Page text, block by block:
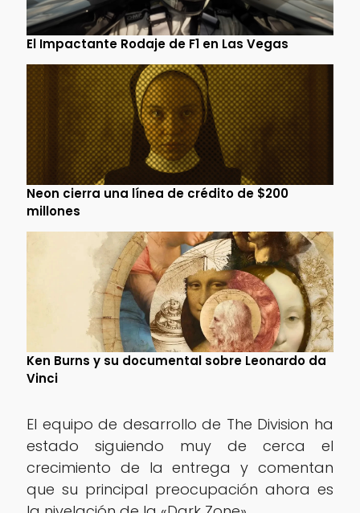
El Impactante Rodaje de F1 en Las Vegas
Neon cierra una línea de crédito de $200
millones
Ken Burns y su documental sobre Leonardo da
Vinci
El equipo de desarrollo de The Division ha
estado siguiendo muy de cerca el
crecimiento de la entrega y comentan
que su principal preocupación ahora es